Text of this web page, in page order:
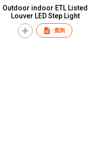
Outdoor indoor ETL Listed
Louver LED Step Light
查詢